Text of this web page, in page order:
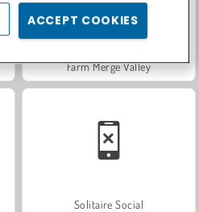
Farm Merge Valley
Solitaire Social
ACCEPT COOKIES